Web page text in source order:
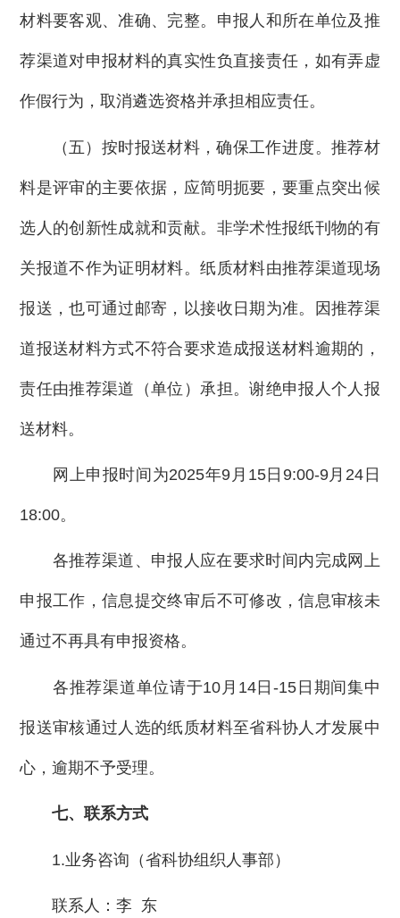
材料要客观、准确、完整。申报人和所在单位及推
荐渠道对申报材料的真实性负直接责任，如有弄虚
作假行为，取消遴选资格并承担相应责任。
（五）按时报送材料，确保工作进度。推荐材
料是评审的主要依据，应简明扼要，要重点突出候
选人的创新性成就和贡献。非学术性报纸刊物的有
关报道不作为证明材料。纸质材料由推荐渠道现场
报送，也可通过邮寄，以接收日期为准。因推荐渠
道报送材料方式不符合要求造成报送材料逾期的，
责任由推荐渠道（单位）承担。谢绝申报人个人报
送材料。
网上申报时间为2025年9月15日9:00-9月24日
18:00。
各推荐渠道、申报人应在要求时间内完成网上
申报工作，信息提交终审后不可修改，信息审核未
通过不再具有申报资格。
各推荐渠道单位请于10月14日-15日期间集中
报送审核通过人选的纸质材料至省科协人才发展中
心，逾期不予受理。
七、联系方式
1.业务咨询（省科协组织人事部）
联系人：李 东